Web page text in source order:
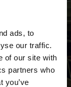
ads, to
our traffic.
of our site with
partners who
you’ve